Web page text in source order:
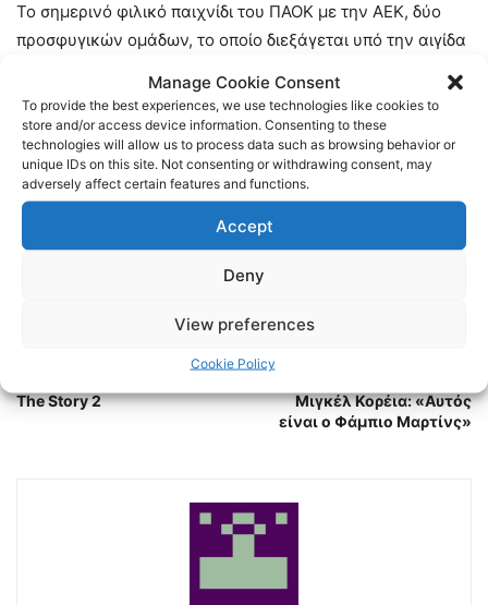
Manage Cookie Consent
To provide the best experiences, we use technologies like cookies to
store and/or access device information. Consenting to these
technologies will allow us to process data such as browsing behavior or
unique IDs on this site. Not consenting or withdrawing consent, may
adversely affect certain features and functions.
Accept
Deny
View preferences
Cookie Policy
Το σημερινό φιλικό παιχνίδι του ΠΑΟΚ με την ΑΕΚ, δύο
προσφυγικών ομάδων, το οποίο διεξάγεται υπό την αιγίδα
100 χρόνια από την Μικρασιακή Καταστροφή.
TAGS BASKET BASKETBALL ΠΑΟΚ
The Story 2
Μιγκέλ Κορέια: «Αυτός
είναι ο Φάμπιο Μαρτίνς»